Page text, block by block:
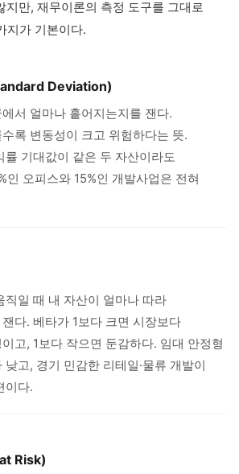
지만, 재무이론의 측정 도구를 그대로
지가 기본이다.
Deviation)
서 얼마나 흩어지는지를 잰다.
록 변동성이 크고 위험하다는 뜻.
률 기대값이 같은 두 자산이라도
인 오피스와 15%인 개발사업은 전혀
직일 때 내 자산이 얼마나 따라
다. 베타가 1보다 크면 시장보다
고, 1보다 작으면 둔감하다. 임대 안정형
낮고, 경기 민감한 리테일·물류 개발이
이다.
Risk)